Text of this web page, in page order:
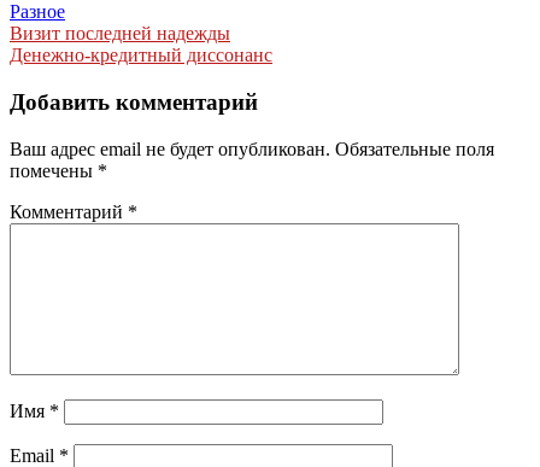
Разное
Навигация
по
записям
Визит последней надежды
Денежно-кредитный диссонанс
Добавить комментарий
Ваш адрес email не будет опубликован. Обязательные поля
помечены *
Комментарий *
Имя *
Email *